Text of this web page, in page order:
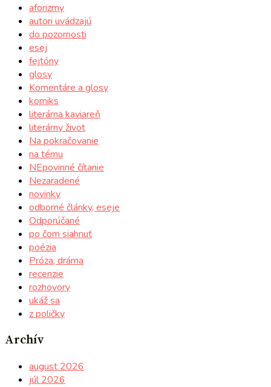
aforizmy
autori uvádzajú
do pozornosti
esej
fejtóny
glosy
Komentáre a glosy
komiks
literárna kaviareň
literárny život
Na pokračovanie
na tému
NEpovinné čítanie
Nezaradené
novinky
odborné články, eseje
Odporúčané
po čom siahnuť
poézia
Próza, dráma
recenzie
rozhovory
ukáž sa
z poličky
Archív
august 2026
júl 2026